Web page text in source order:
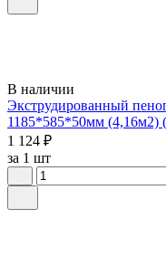
В наличии
Экструдированный
1185*585*50мм (4,16м2)
1 124 ₽
за 1 шт